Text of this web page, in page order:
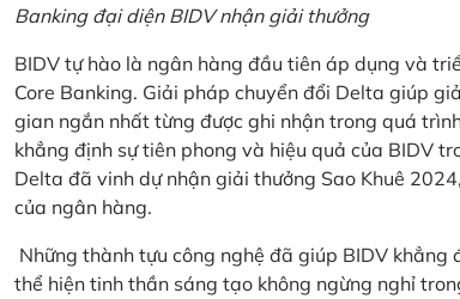
Banking đại diện BIDV nhận giải thưởng
BIDV tự hào là ngân hàng đầu tiên áp dụng và
Core Banking. Giải pháp chuyển đổi Delta giúp
gian ngắn nhất từng được ghi nhận trong quá
khẳng định sự tiên phong và hiệu quả của BIDV
Delta đã vinh dự nhận giải thưởng Sao Khuê
của ngân hàng.
Những thành tựu công nghệ đã giúp BIDV
thể hiện tinh thần sáng tạo không ngừng nghỉ